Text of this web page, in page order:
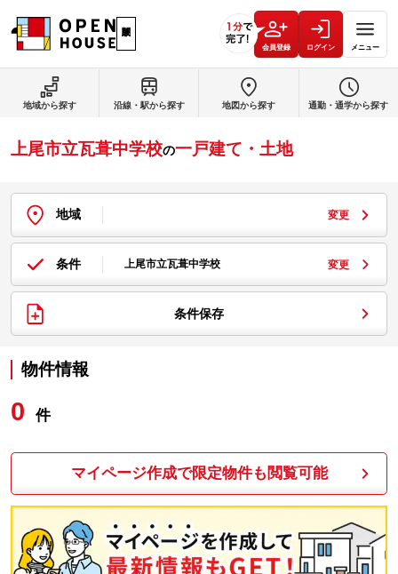
会員登録 ログイン メニュー
上尾市立瓦葺中学校の一戸建て・土地
地域 変更
条件 上尾市立瓦葺中学校 変更
条件保存
物件情報
0 件
マイページ作成で限定物件も閲覧可能
地域から探す 沿線・駅から探す 地図から探す 通勤・通学から探す